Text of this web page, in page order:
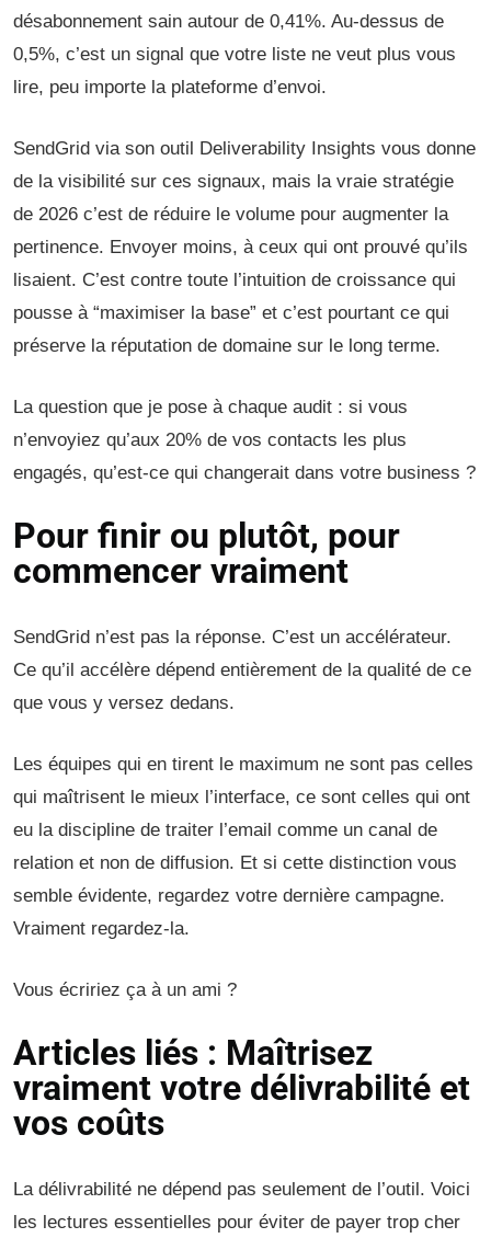
désabonnement sain autour de 0,41%. Au-dessus de
0,5%, c’est un signal que votre liste ne veut plus vous
lire, peu importe la plateforme d’envoi.
SendGrid via son outil Deliverability Insights vous donne
de la visibilité sur ces signaux, mais la vraie stratégie
de 2026 c’est de réduire le volume pour augmenter la
pertinence. Envoyer moins, à ceux qui ont prouvé qu’ils
lisaient. C’est contre toute l’intuition de croissance qui
pousse à “maximiser la base” et c’est pourtant ce qui
préserve la réputation de domaine sur le long terme.
La question que je pose à chaque audit : si vous
n’envoyiez qu’aux 20% de vos contacts les plus
engagés, qu’est-ce qui changerait dans votre business ?
Pour finir ou plutôt, pour
commencer vraiment
SendGrid n’est pas la réponse. C’est un accélérateur.
Ce qu’il accélère dépend entièrement de la qualité de ce
que vous y versez dedans.
Les équipes qui en tirent le maximum ne sont pas celles
qui maîtrisent le mieux l’interface, ce sont celles qui ont
eu la discipline de traiter l’email comme un canal de
relation et non de diffusion. Et si cette distinction vous
semble évidente, regardez votre dernière campagne.
Vraiment regardez-la.
Vous écririez ça à un ami ?
Articles liés : Maîtrisez
vraiment votre délivrabilité et
vos coûts
La délivrabilité ne dépend pas seulement de l’outil. Voici
les lectures essentielles pour éviter de payer trop cher